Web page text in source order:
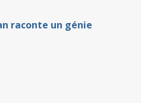
raconte un génie